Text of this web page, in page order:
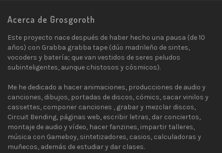
Acerca de Grosgoroth
Este proyecto nace después de haber hecho una pausa (de 10
años) con Grabba grabba tape (dúo madrileño de sintes,
vocoders y batería; que van vestidos de seres peludos
subinteligentes, aunque chistosos y cósmicos).
Me he dedicado a hacer animaciones, producciones de audio y
canciones, dibujos, portadas de discos, cómics, sacar vinilos y
cassettes, componer canciones , grabar y mezclar discos,
Circuit Bending, páginas web, escribir letras, dar conciertos,
montaje de audio y vídeo, hacer fanzines, impartir talleres,
música con Gameboy, sintetizadores, casios, calculadoras y
muñecos, además de estudiar y dar clases.